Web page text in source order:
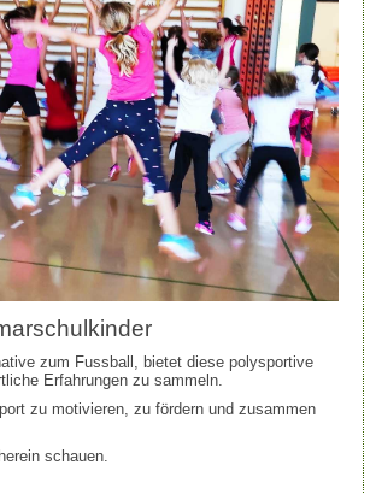
zum Fussball, bietet diese polysportive
Erfahrungen zu sammeln.
zu motivieren, zu fördern und zusammen
schauen.